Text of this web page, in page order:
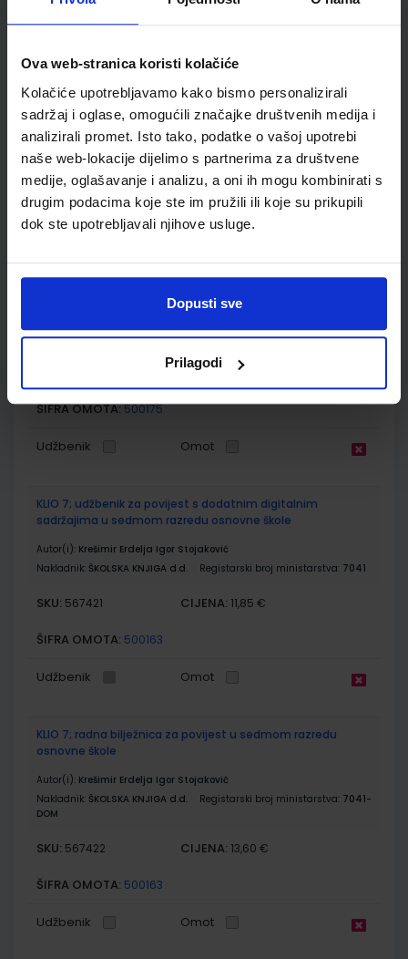
Ova web-stranica koristi kolačiće
Kolačiće upotrebljavamo kako bismo personalizirali
sadržaj i oglase, omogućili značajke društvenih medija i
analizirali promet. Isto tako, podatke o vašoj upotrebi
naše web-lokacije dijelimo s partnerima za društvene
medije, oglašavanje i analizu, a oni ih mogu kombinirati s
drugim podacima koje ste im pružili ili koje su prikupili
dok ste upotrebljavali njihove usluge.
Dopusti sve
Prilagodi
GEA 3; udžbenik geografije u sedmom razredu osnovne
Nakladnik:ŠKOLSKA KNJIGA d.d. Registarski broj ministarstva: 7624
SKU:569105 CIJENA: 12,04 €
ŠIFRA OMOTA: 500175
Udžbenik Omot
škole (2021)
Danijel Orešić Ružica Vuk Igor Tišma Alenka Bujan
7624-DOM
CIJENA: 13,60 €
ŠIFRA OMOTA:500175
Udžbenik Omot
KLIO 7; udžbenik za povijest s dodatnim digitalnim
sadržajima u sedmom razredu osnovne škole
Autor(i): Krešimir Erdelja Igor Stojaković
Nakladnik: ŠKOLSKA KNJIGA d.d. Registarski broj ministarstva: 7041
SKU: 567421 CIJENA: 11,85 €
ŠIFRA OMOTA: 500163
Udžbenik Omot
KLIO 7; radna bilježnica za povijest u sedmom razredu
osnovne škole
Autor(i): Krešimir Erdelja Igor Stojaković
Nakladnik: ŠKOLSKA KNJIGA d.d. Registarski broj ministarstva: 7041-
DOM
SKU: 567422 CIJENA: 13,60 €
ŠIFRA OMOTA: 500163
Udžbenik Omot